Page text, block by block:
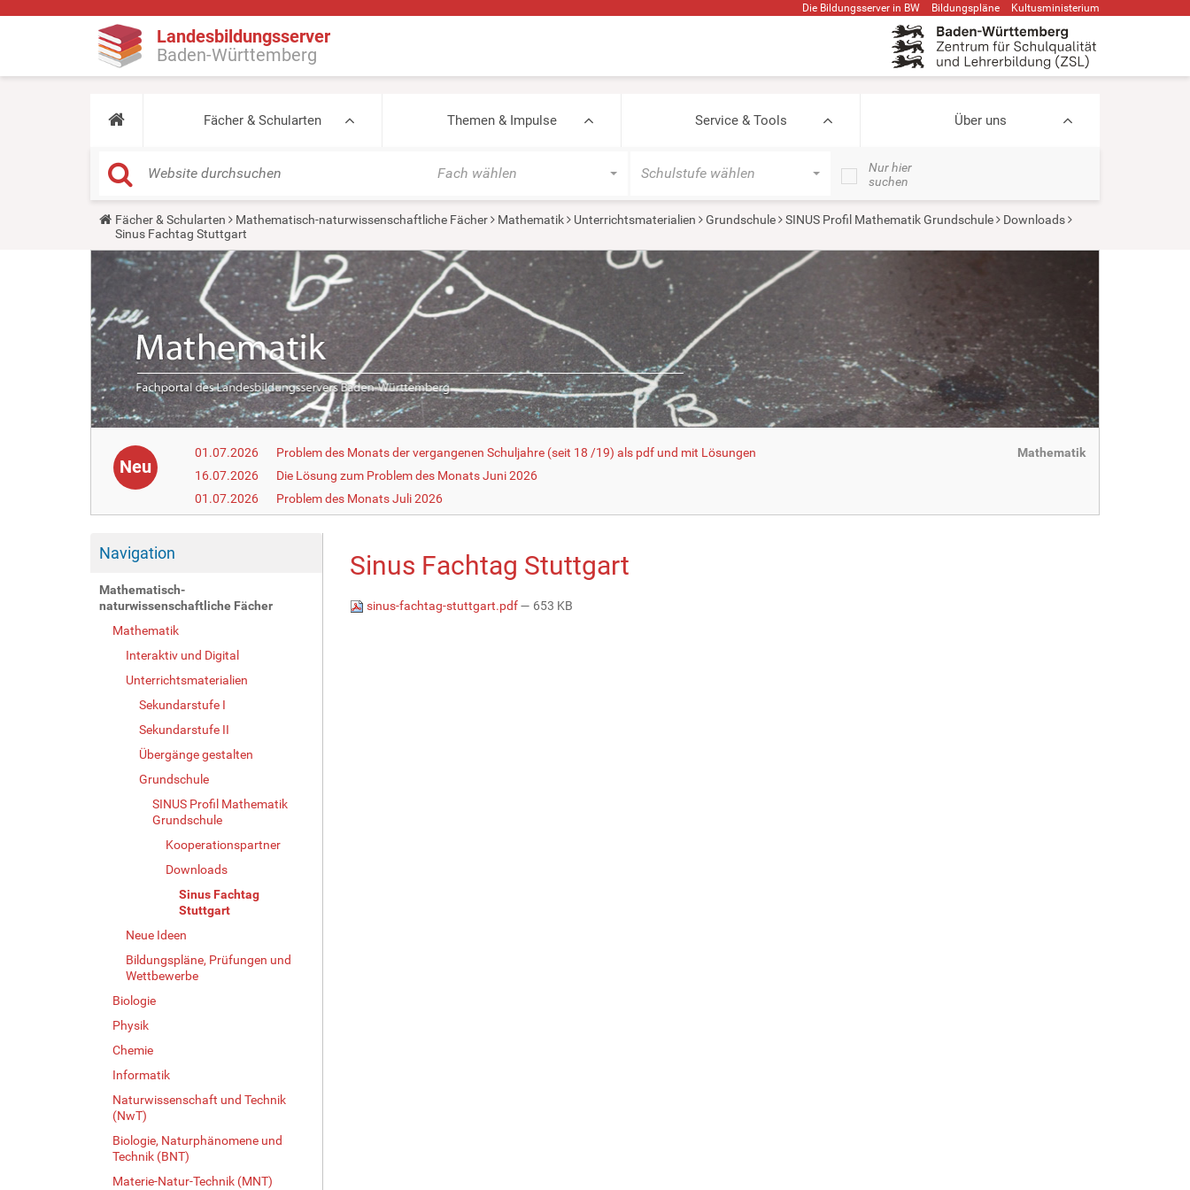
Die Bildungsserver in BW Bildungspläne Kultusministerium
Landesbildungsserver
Baden-Württemberg
Fächer & Schularten Themen & Impulse Service & Tools Über uns
Fach wählen Schulstufe wählen
Nur hier
suchen
Y
u
e
r
e
:
Fächer & Schularten Mathematisch-naturwissenschaftliche Fächer Mathematik Unterrichtsmaterialien Grundschule SINUS Profil Mathematik Grundschule
Downloads
Sinus Fachtag Stuttgart
Neu
01.07.2026
Problem des Monats der vergangenen Schuljahre (seit 18 /19) als pdf und mit Lösungen
16.07.2026
Die Lösung zum Problem des Monats Juni 2026
01.07.2026
Problem des Monats Juli 2026
Mathematik
Navigation
Mathematisch-
naturwissenschaftliche Fächer
Mathematik
Interaktiv und Digital
Unterrichtsmaterialien
Sekundarstufe I
Sekundarstufe II
Übergänge gestalten
Grundschule
SINUS Profil Mathematik
Grundschule
Kooperationspartner
Downloads
Sinus Fachtag
Stuttgart
Neue Ideen
Bildungspläne, Prüfungen und
Wettbewerbe
Biologie
Physik
Chemie
Informatik
Naturwissenschaft und Technik
(NwT)
Biologie, Naturphänomene und
Technik (BNT)
Materie-Natur-Technik (MNT)
Sinus Fachtag Stuttgart
sinus-fachtag-stuttgart.pdf— 653 KB